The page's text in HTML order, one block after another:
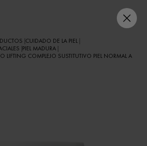
CUIDADO DE LA PIEL
PIEL MADURA
LIFTING COMPLEJO SUSTITUTIVO PIEL NORMAL A